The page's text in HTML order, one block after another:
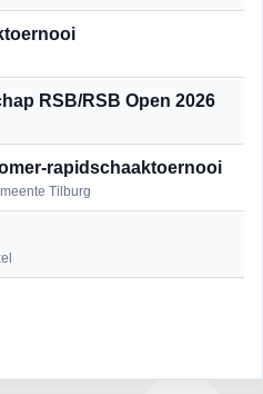
RSB/RSB Open 2026
rapidschaaktoernooi
Tilburg